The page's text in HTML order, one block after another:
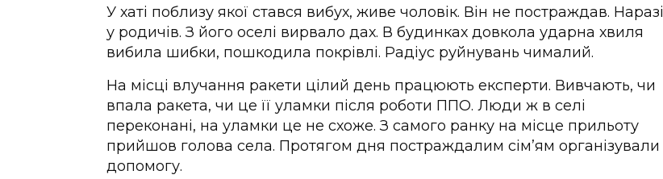
У хаті поблизу якої стався вибух, живе чоловік. Він не постраждав. Наразі
у родичів. З його оселі вирвало дах. В будинках довкола ударна хвиля
вибила шибки, пошкодила покрівлі. Радіус руйнувань чималий.
На місці влучання ракети цілий день працюють експерти. Вивчають, чи
впала ракета, чи це її уламки після роботи ППО. Люди ж в селі
переконані, на уламки це не схоже. З самого ранку на місце прильоту
прийшов голова села. Протягом дня постраждалим сім’ям організували
допомогу.